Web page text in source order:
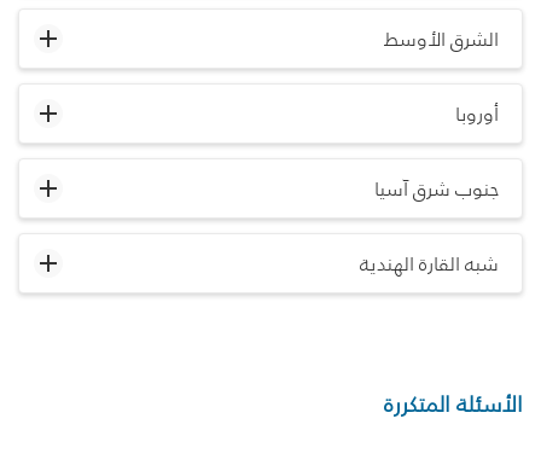
الشرق الأوسط
أوروبا
جنوب شرق آسيا
شبه القارة الهندية
الأسئلة المتكررة